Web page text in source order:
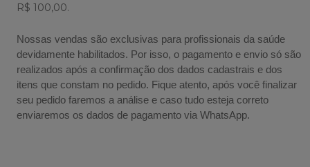
R$ 100,00.
Nossas vendas são exclusivas para profissionais da saúde
devidamente habilitados. Por isso, o pagamento e envio só são
realizados após a confirmação dos dados cadastrais e dos
itens que constam no pedido. Fique atento, após você finalizar
seu pedido faremos a análise e caso tudo esteja correto
enviaremos os dados de pagamento via WhatsApp.